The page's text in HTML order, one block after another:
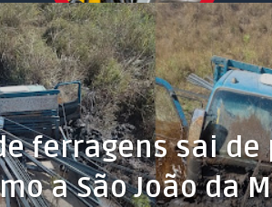
ferragens sai de
a São João da